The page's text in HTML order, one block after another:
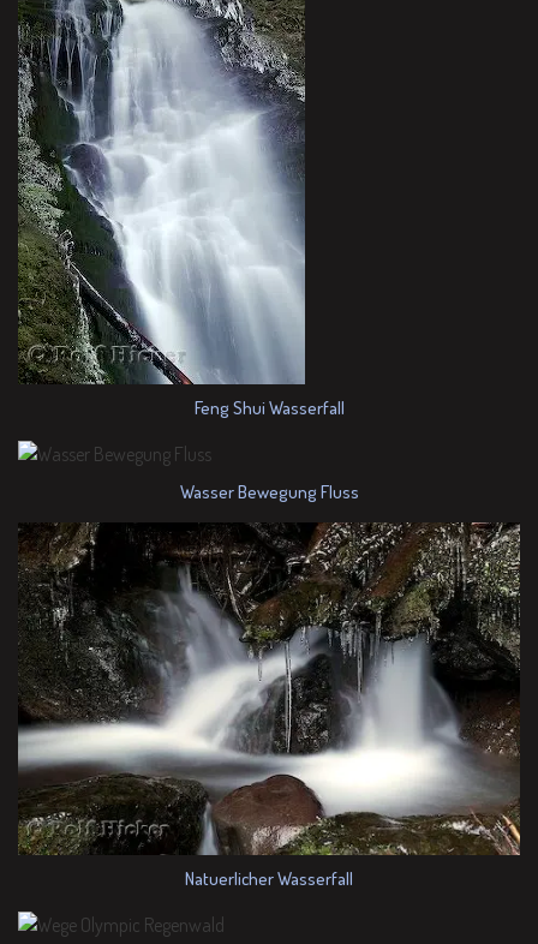
Feng Shui Wasserfall
Wasser Bewegung Fluss
Natuerlicher Wasserfall